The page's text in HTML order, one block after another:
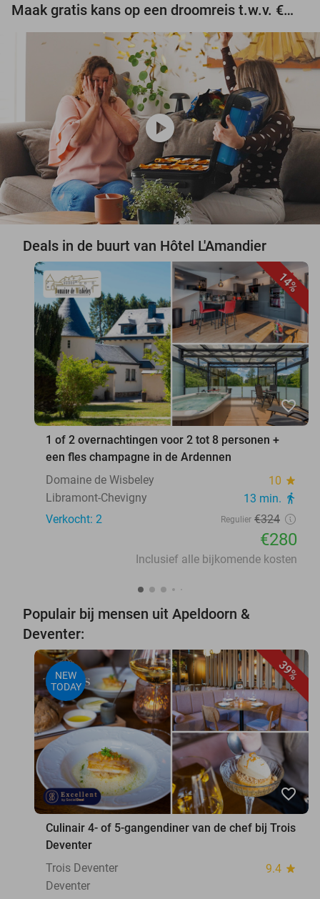
Maak gratis kans op een droomreis t.w.v. €3.000!
play_circle
Deals in de buurt van Hôtel L'Amandier
14%
favorite_border
1 of 2 overnachtingen voor 2 tot 8 personen +
een fles champagne in de Ardennen
Domaine de Wisbeley
10 star
Libramont-Chevigny 13 min. directions_walk
Verkocht: 2 Regulier €324
€280
Inclusief alle bijkomende kosten
Populair bij mensen uit Apeldoorn &
Deventer:
39%
NEW
TODAY
favorite_border
Culinair 4- of 5-gangendiner van de chef bij Trois
Deventer
Trois Deventer
9.4 star
Deventer